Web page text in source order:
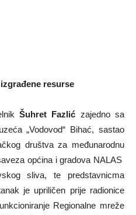
resurse
Šuhret Fazlić zajedno sa
„Vodovod“ Bihać, sastao
društva za međunarodnu
općina i gradova NALAS
sliva, te predstavnicma
je upriličen prije radionice
Regionalne mreže